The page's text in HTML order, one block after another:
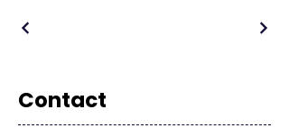
Contact